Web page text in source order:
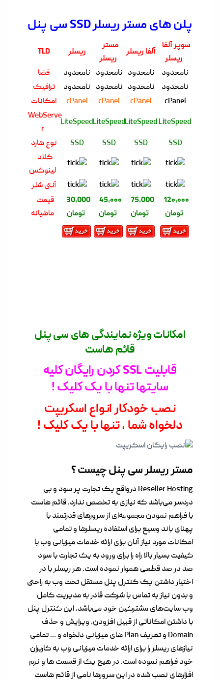
پلن های مستر ریسلر SSD سی پنل
سوپر آلفا
ریسلر
آلفا ریسلر
مستر
ریسلر
ریسلر
TLD
نامحدود
نامحدود نامحدود نامحدود
فضا
نامحدود
نامحدود نامحدود نامحدود
ترافیک
cPanel
cPanel
cPanel
cPanel
امکانات
LiteSpeed
LiteSpeed
LiteSpeed
LiteSpeed
WebServe
r
SSD
SSD
SSD
SSD
نوع هارد
کلاد
لینوکس
آنتی شلر
12۰,۰۰۰
تومان
75,000
تومان
45,۰۰۰
تومان
30,000
تومان
قیمت
ماهیانه
امکانات ویژه نمایندگی های سی پنل
قائم هاست
قابلیت SSL کردن رایگان کلیه
سایتها تنها با یک کلیک !
نصب خودکار انواع اسکریپت
دلخواه شما , تنها با یک کلیک !
مستر ریسلر سی پنل چیست ؟
Reseller Hosting درواقع یک تجارت پر سود و بی
دردسر می‌باشد که نیازی به تخصص ندارد. قائم هاست
با فراهم نمودن مجموعه‌ای از سرور‌های قدرتمند با
پهنای باند وسیع برای استفاده ریسلرها و تمامی
امکانات مورد نیاز آنان برای ارائه خدمات میزبانی وب با
کیفیت بسیار بالا راه را برای ورود به یک تجارت با سود
صد در صد قطعی هموار نموده است. هر ریسلر با در
اختیار داشتن یک کنترل پنل مستقل تحت وب به راحتی
و بدون نیاز به تماس با شرکت قادر به مدیریت کامل
وب سایت‌های مشترکین خود می‌باشد، این کنترل پنل
با داشتن امکاناتی از قبیل افزودن، ویرایش و حذف
Domain و تعریف Plan های میزبانی دلخواه و … تمامی
نیازهای ریسلر را برای ارائه خدمات میزبانی وب به کاربران
خود فراهم نموده است. در هیچ یک از قسمت ها و نرم
افزارهای نصب شده در این سرورها نامی از قائم هاست